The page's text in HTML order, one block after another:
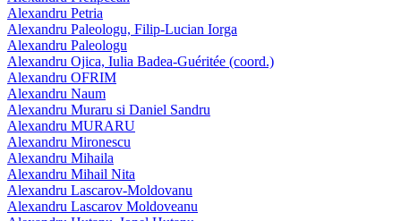
Alexandru Petria
Alexandru Paleologu, Filip-Lucian Iorga
Alexandru Paleologu
Alexandru Ojica, Iulia Badea-Guéritée (coord.)
Alexandru OFRIM
Alexandru Naum
Alexandru Muraru si Daniel Sandru
Alexandru MURARU
Alexandru Mironescu
Alexandru Mihaila
Alexandru Mihail Nita
Alexandru Lascarov-Moldovanu
Alexandru Lascarov Moldoveanu